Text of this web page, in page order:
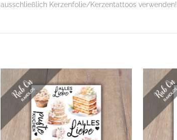
ausschließlich Kerzenfolie/Kerzentattoos verwenden!